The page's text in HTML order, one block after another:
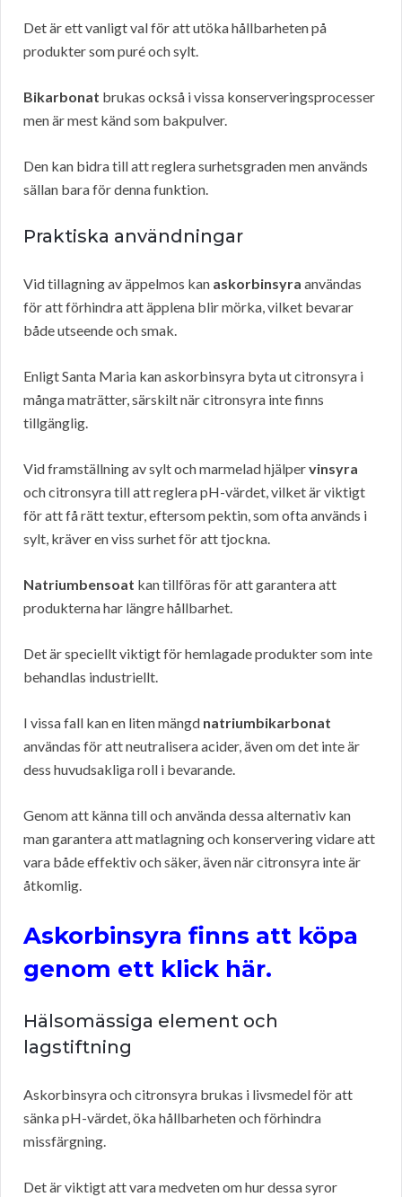
Det är ett vanligt val för att utöka hållbarheten på
produkter som puré och sylt.
Bikarbonat brukas också i vissa konserveringsprocesser
men är mest känd som bakpulver.
Den kan bidra till att reglera surhetsgraden men används
sällan bara för denna funktion.
Praktiska användningar
Vid tillagning av äppelmos kan askorbinsyra användas
för att förhindra att äpplena blir mörka, vilket bevarar
både utseende och smak.
Enligt Santa Maria kan askorbinsyra byta ut citronsyra i
många maträtter, särskilt när citronsyra inte finns
tillgänglig.
Vid framställning av sylt och marmelad hjälpervinsyra
och citronsyra till att reglera pH-värdet, vilket är viktigt
för att få rätt textur, eftersom pektin, som ofta används i
sylt, kräver en viss surhet för att tjockna.
Natriumbensoat kan tillföras för att garantera att
produkterna har längre hållbarhet.
Det är speciellt viktigt för hemlagade produkter som inte
behandlas industriellt.
I vissa fall kan en liten mängd natriumbikarbonat
användas för att neutralisera acider, även om det inte är
dess huvudsakliga roll i bevarande.
Genom att känna till och använda dessa alternativ kan
man garantera att matlagning och konservering vidare att
vara både effektiv och säker, även när citronsyra inte är
åtkomlig.
Askorbinsyra finns att köpa
genom ett klick här.
Hälsomässiga element och
lagstiftning
Askorbinsyra och citronsyra brukas i livsmedel för att
sänka pH-värdet, öka hållbarheten och förhindra
missfärgning.
Det är viktigt att vara medveten om hur dessa syror